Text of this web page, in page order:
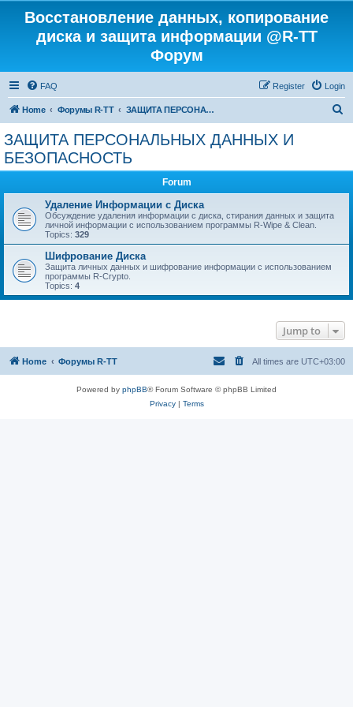
Восстановление данных, копирование
диска и защита информации @R-TT
Форум
FAQ Login
Register
Home Форумы R-TT ЗАЩИТА ПЕРСОНАЛЬНЫХ ДАННЫХ И БЕЗОПАСНОСТЬ
ЗАЩИТА ПЕРСОНАЛЬНЫХ ДАННЫХ И
БЕЗОПАСНОСТЬ
Forum
Удаление Информации с Диска
Обсуждение удаления информации с диска, стирания данных и защита
личной информации с использованием программы R-Wipe & Clean.
Topics: 329
Шифрование Диска
Защита личных данных и шифрование информации с использованием
программы R-Crypto.
Topics: 4
Jump to
Home Форумы R-TT All times are UTC+03:00
Powered by phpBB® Forum Software © phpBB Limited
Privacy| Terms